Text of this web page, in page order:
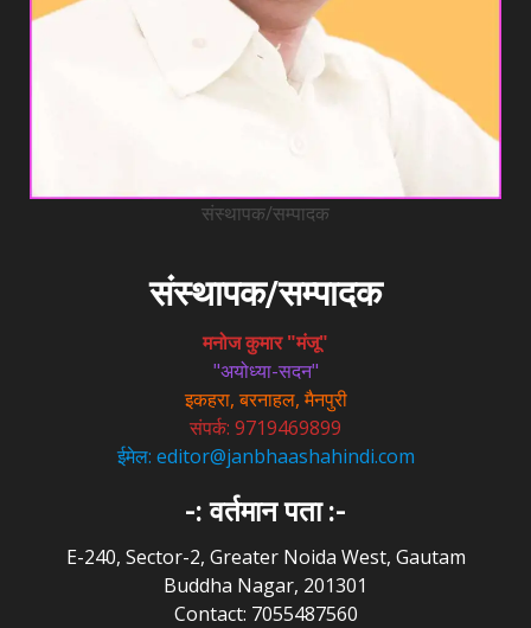
संस्थापक/सम्पादक
संस्थापक/सम्पादक
मनोज कुमार "मंजू"
"अयोध्या-सदन"
इकहरा, बरनाहल, मैनपुरी
संपर्क: 9719469899
ईमेल: editor@janbhaashahindi.com
-: वर्तमान पता :-
E-240, Sector-2, Greater Noida West, Gautam
Buddha Nagar, 201301
Contact: 7055487560